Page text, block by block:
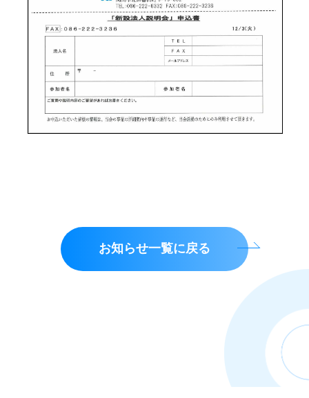
お知らせ一覧に戻る